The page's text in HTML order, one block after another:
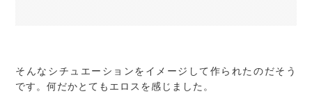
そんなシチュエーションをイメージして作られたのだそう
です。何だかとてもエロスを感じました。